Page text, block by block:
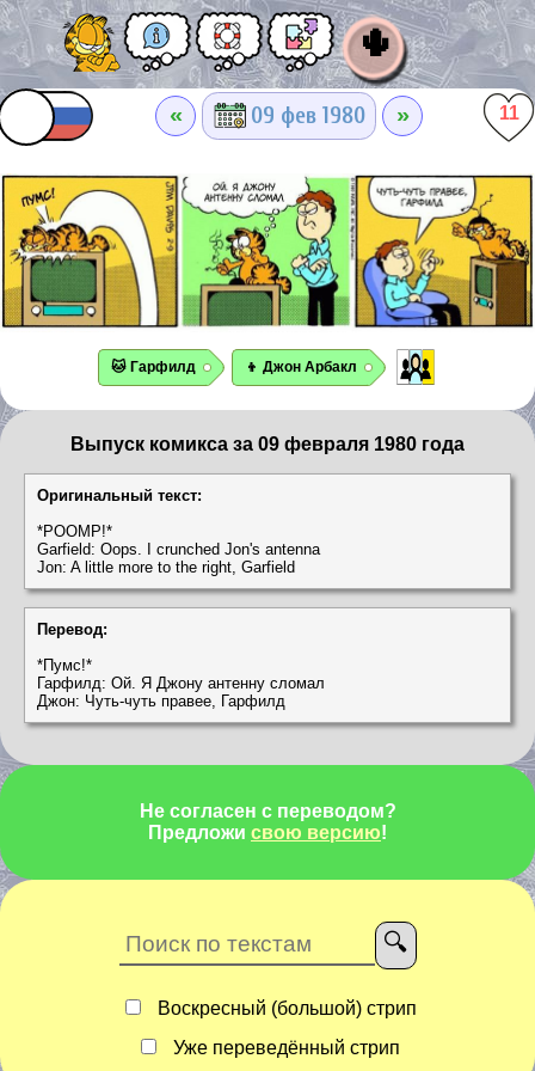
🌵
« 09 фев 1980 » 11
🐱 Гарфилд 👦 Джон Арбакл
Выпуск комикса за 09 февраля 1980 года
Оригинальный текст:
*POOMP!*
Garfield: Oops. I crunched Jon's antenna
Jon: A little more to the right, Garfield
Перевод:
*Пумс!*
Гарфилд: Ой. Я Джону антенну сломал
Джон: Чуть-чуть правее, Гарфилд
Не согласен с переводом?
Предложи свою версию!
Воскресный (большой) стрип
Уже переведённый стрип